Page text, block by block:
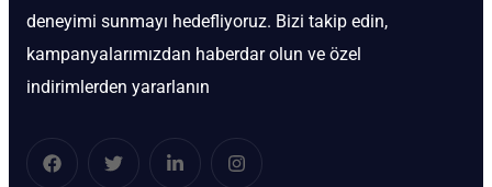
deneyimi sunmayı hedefliyoruz. Bizi takip edin,
kampanyalarımızdan haberdar olun ve özel
indirimlerden yararlanın